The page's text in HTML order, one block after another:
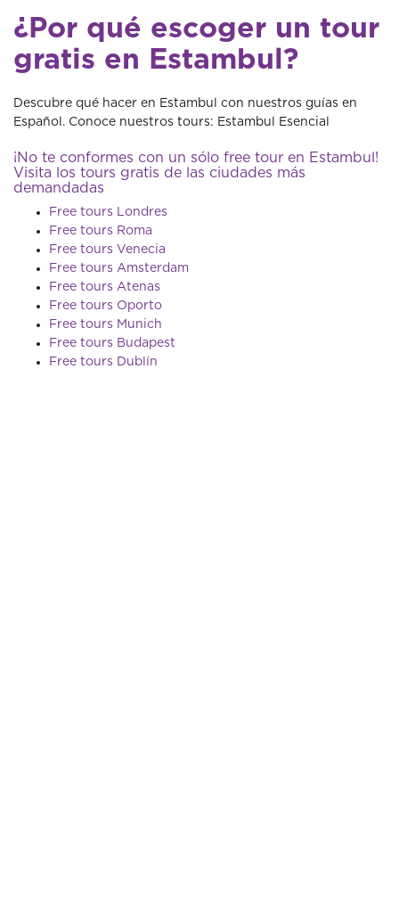
¿Por qué escoger un tour
gratis en Estambul?
Descubre qué hacer en Estambul con nuestros guías en
Español. Conoce nuestros tours: Estambul Esencial
¡No te conformes con un sólo free tour en Estambul!
Visita los tours gratis de las ciudades más
demandadas
Free tours Londres
Free tours Roma
Free tours Venecia
Free tours Amsterdam
Free tours Atenas
Free tours Oporto
Free tours Munich
Free tours Budapest
Free tours Dublín